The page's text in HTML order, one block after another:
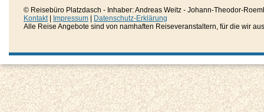
© Reisebüro Platzdasch - Inhaber: Andreas Weitz - Johann-Theodor-
Kontakt| Impressum
Datenschutz-Erklärung
Alle Reise Angebote sind von namhaften Reiseveranstaltern, für die wir